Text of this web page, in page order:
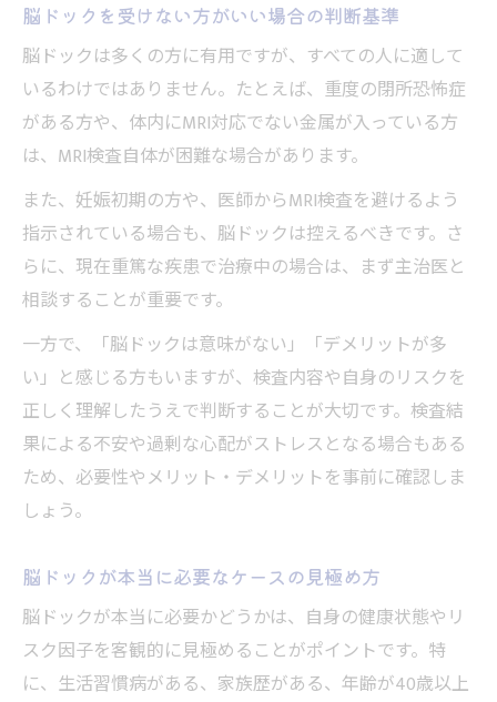
脳ドックを受けない方がいい場合の判断基準
脳ドックは多くの方に有用ですが、すべての人に適して
いるわけではありません。たとえば、重度の閉所恐怖症
がある方や、体内にMRI対応でない金属が入っている方
は、MRI検査自体が困難な場合があります。
また、妊娠初期の方や、医師からMRI検査を避けるよう
指示されている場合も、脳ドックは控えるべきです。さ
らに、現在重篤な疾患で治療中の場合は、まず主治医と
相談することが重要です。
一方で、「脳ドックは意味がない」「デメリットが多
い」と感じる方もいますが、検査内容や自身のリスクを
正しく理解したうえで判断することが大切です。検査結
果による不安や過剰な心配がストレスとなる場合もある
ため、必要性やメリット・デメリットを事前に確認しま
しょう。
脳ドックが本当に必要なケースの見極め方
脳ドックが本当に必要かどうかは、自身の健康状態やリ
スク因子を客観的に見極めることがポイントです。特
に、生活習慣病がある、家族歴がある、年齢が40歳以上